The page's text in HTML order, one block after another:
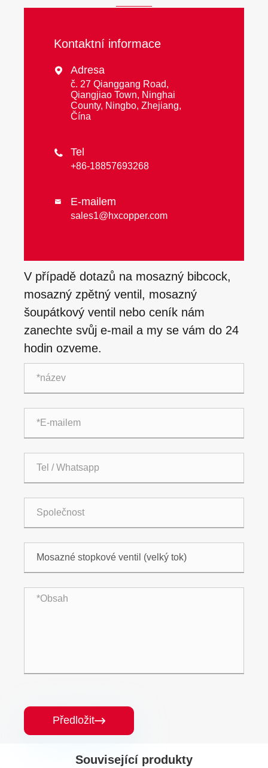
Kontaktní informace
 Adresa
č. 27 Qianggang Road,
Qiangjiao Town, Ninghai
County, Ningbo, Zhejiang,
Čína
 Tel
+86-18857693268
 E-mailem
sales1@hxcopper.com
V případě dotazů na mosazný bibcock,
mosazný zpětný ventil, mosazný
šoupátkový ventil nebo ceník nám
zanechte svůj e-mail a my se vám do 24
hodin ozveme.
Předložit
Související produkty